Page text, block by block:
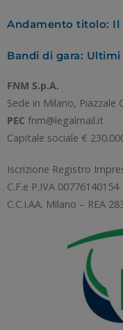
Andamento titolo: Il
Bandi di gara:
FNM S.p.A.
Sede in Milano, Piazzale
PEC fnm@legalmail.it
Capitale sociale €
Iscrizione Registro
C.F.e P.IVA 00776140154
C.C.I.AA. Milano – REA
RIFIUTA
GESTISCI I